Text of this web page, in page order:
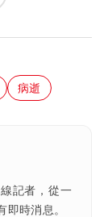
病逝
記者，從一
時消息。